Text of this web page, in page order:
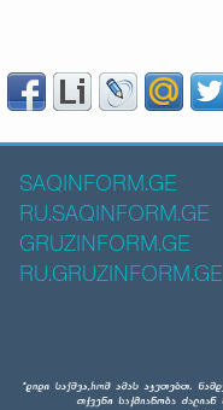
SAQINFORM.GE
RU.SAQINFORM.GE
GRUZINFORM.GE
RU.GRUZINFORM.GE